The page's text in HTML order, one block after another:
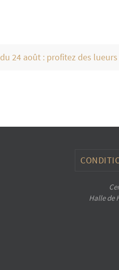
24 août : profitez des lueurs
Halle de